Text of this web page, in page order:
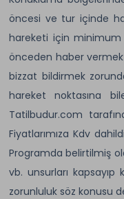
öncesi ve tur içinde
hareketi için minimum
önceden haber vermek
bizzat bildirmek
hareket noktasına
Tatilbudur.com
Fiyatlarımıza Kdv
Programda belirtilmiş
vb. unsurları
zorunluluk söz konusu